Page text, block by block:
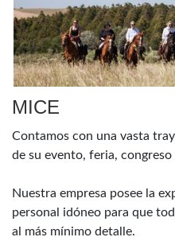
MICE
Contamos con una vasta
de su evento, feria,
Nuestra empresa posee la
personal idóneo para que
al más mínimo detalle.